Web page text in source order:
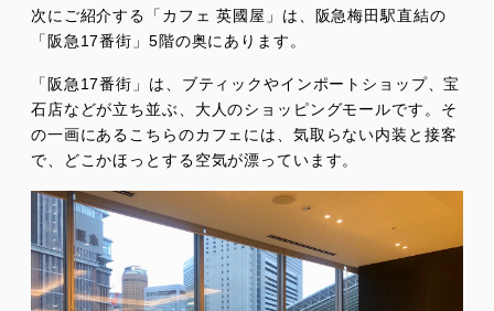
次にご紹介する「カフェ 英國屋」は、阪急梅田駅直結の
「阪急17番街」5階の奥にあります。
「阪急17番街」は、ブティックやインポートショップ、宝
石店などが立ち並ぶ、大人のショッピングモールです。そ
の一画にあるこちらのカフェには、気取らない内装と接客
で、どこかほっとする空気が漂っています。